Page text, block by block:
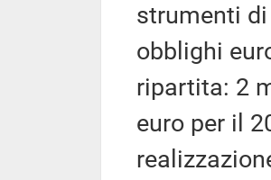
strumenti
obblighi
ripartita: 2
euro per il